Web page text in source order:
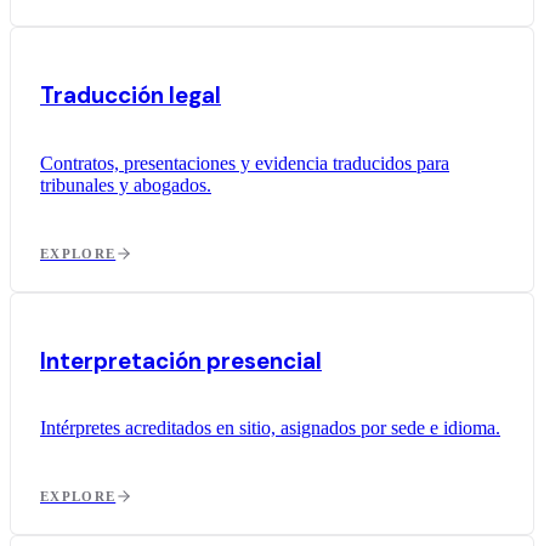
Traducción legal
Contratos, presentaciones y evidencia traducidos para
tribunales y abogados.
EXPLORE
Interpretación presencial
Intérpretes acreditados en sitio, asignados por sede e idioma.
EXPLORE